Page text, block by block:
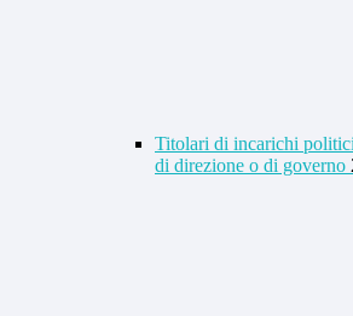
Titolari di incarichi
di direzione o di governo